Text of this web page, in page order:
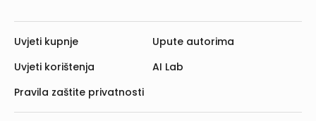
Uvjeti kupnje
Uvjeti korištenja
Pravila zaštite privatnosti
Upute autorima
AI Lab